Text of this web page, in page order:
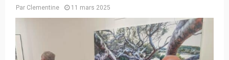
Par Clementine 11 mars 2025